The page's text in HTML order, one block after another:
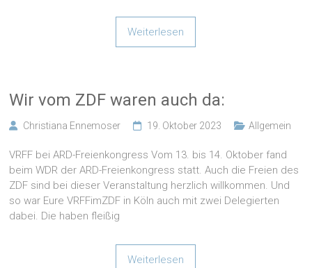
Weiterlesen
Wir vom ZDF waren auch da:
Christiana Ennemoser 19. Oktober 2023 Allgemein
VRFF bei ARD-Freienkongress Vom 13. bis 14. Oktober fand
beim WDR der ARD-Freienkongress statt. Auch die Freien des
ZDF sind bei dieser Veranstaltung herzlich willkommen. Und
so war Eure VRFFimZDF in Köln auch mit zwei Delegierten
dabei. Die haben fleißig
Weiterlesen